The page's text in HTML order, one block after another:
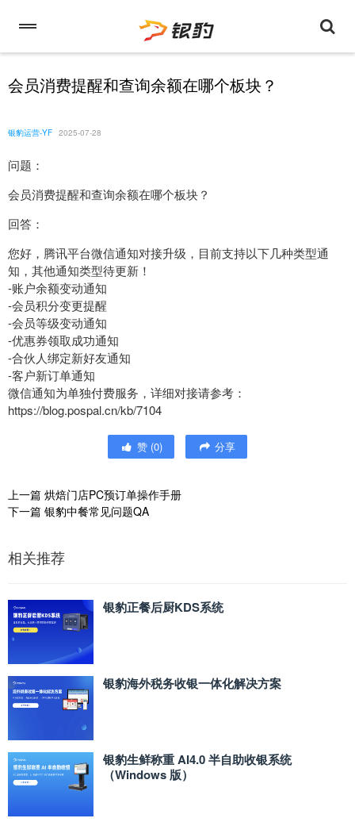
会员消费提醒和查询余额在哪个板块？
银豹运营-YF 2025-07-28
问题：
会员消费提醒和查询余额在哪个板块？
回答：
您好，腾讯平台微信通知对接升级，目前支持以下几种类型通
知，其他通知类型待更新！
-账户余额变动通知
-会员积分变更提醒
-会员等级变动通知
-优惠券领取成功通知
-合伙人绑定新好友通知
-客户新订单通知
微信通知为单独付费服务，详细对接请参考：
https://blog.pospal.cn/kb/7104
赞 (0) 分享
上一篇 烘焙门店PC预订单操作手册
下一篇 银豹中餐常见问题QA
相关推荐
银豹正餐后厨KDS系统
银豹海外税务收银一体化解决方案
银豹生鲜称重 AI4.0 半自助收银系统
（Windows 版）